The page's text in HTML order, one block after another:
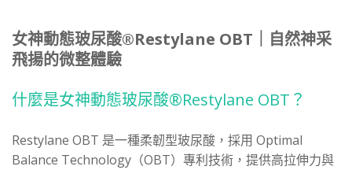
女神動態玻尿酸®Restylane OBT｜自然神采
飛揚的微整體驗
什麼是女神動態玻尿酸®Restylane OBT？
Restylane OBT 是一種柔韌型玻尿酸，採用 Optimal
Balance Technology（OBT）專利技術，提供高拉伸力與